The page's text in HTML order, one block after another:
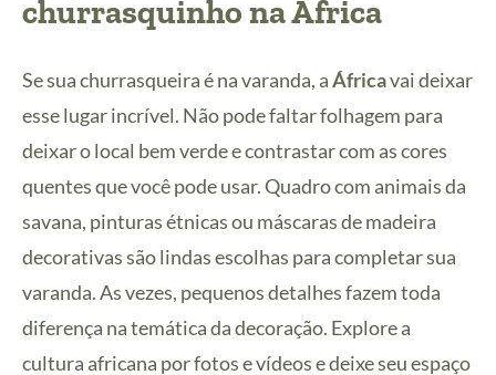
churrasquinho na África
Se sua churrasqueira é na varanda, aÁfricavai deixar
esse lugar incrível. Não pode faltar folhagem para
deixar o local bem verde e contrastar com as cores
quentes que você pode usar. Quadro com animais da
savana, pinturas étnicas ou máscaras de madeira
decorativas são lindas escolhas para completar sua
varanda. As vezes, pequenos detalhes fazem toda
diferença na temática da decoração. Explore a
cultura africana por fotos e vídeos e deixe seu espaço